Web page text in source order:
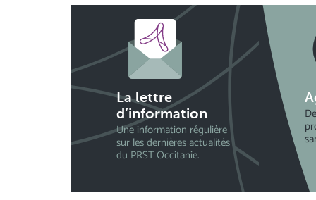
La lettre
d’information
Une information régulière
sur les dernières actualités
du PRST Occitanie.